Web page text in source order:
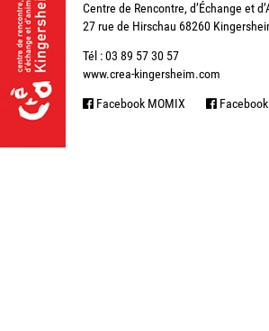
Centre de Rencontre, d’Échange et
27 rue de Hirschau 68260
Tél : 03 89 57 30 57
www.crea-kingersheim.com
Facebook MOMIX Facebook